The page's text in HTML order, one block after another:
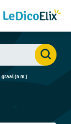
graal(n.m.)